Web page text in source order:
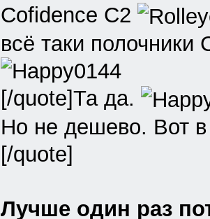
Cofidence С2
всё таки
[/quote]Та да.
Но не дешево. Вот в
[/quote]
Лучше один раз